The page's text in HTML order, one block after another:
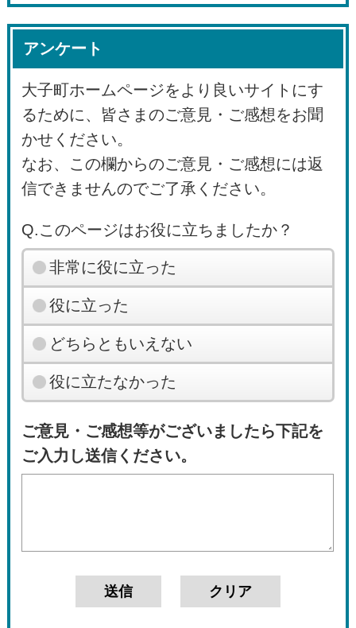
アンケート
大子町ホームページをより良いサイトにす
るために、皆さまのご意見・ご感想をお聞
かせください。
なお、この欄からのご意見・ご感想には返
信できませんのでご了承ください。
Q.このページはお役に立ちましたか？
非常に役に立った
役に立った
どちらともいえない
役に立たなかった
ご意見・ご感想等がございましたら下記を
ご入力し送信ください。